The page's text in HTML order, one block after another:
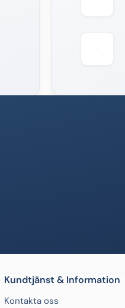
Kundtjänst & Information
Kontakta oss